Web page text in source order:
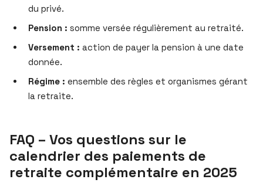
du privé.
Pension : somme versée régulièrement au retraité.
Versement : action de payer la pension à une date
donnée.
Régime : ensemble des règles et organismes gérant
la retraite.
FAQ – Vos questions sur le
calendrier des paiements de
retraite complémentaire en 2025